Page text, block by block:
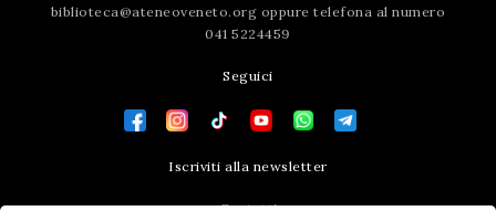
biblioteca@ateneoveneto.org oppure telefona al numero
041 5224459
Seguici
Iscriviti alla newsletter